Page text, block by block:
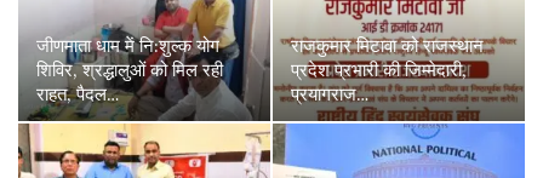
जीणमाता धाम में नि:शुल्क योग
शिविर, श्रद्धालुओं को मिल रही
राहत, पैदल…
राजकुमार मिटावा को राजस्थान
प्रदेश प्रभारी की जिम्मेदारी,
प्रयागराज…